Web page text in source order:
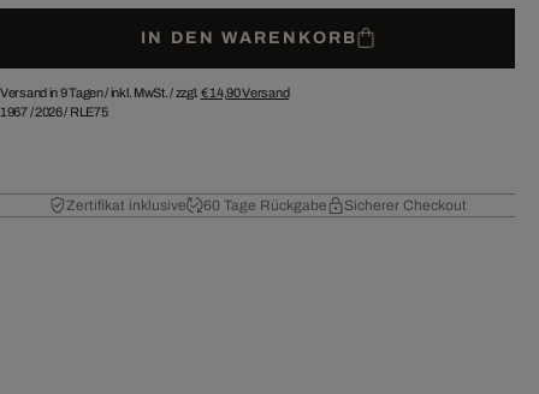
IN DEN WARENKORB
Versand in 9 Tagen /inkl. MwSt. / zzgl. € 14,90Versand
1967/2026/ RLE75
Zertifikat inklusive 60 Tage Rückgabe Sicherer Checkout